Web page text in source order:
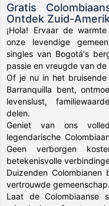
Gratis
Ontdek Zuid-
¡Hola! Ervaar de
onze levendige
singles van Bogotá's
passie en vreugde van
Of je nu in het
Barranquilla bent,
levenslust,
delen.
Geniet van ons
legendarische
Geen verborgen
betekenisvolle
Duizenden
vertrouwde gemeenschap.
Laat de Colombiaanse